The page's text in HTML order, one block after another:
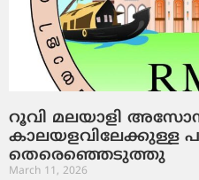
റൂവി മലയാളി
കാലയളവിലേക്കുള്ള
തെരെഞ്ഞെടുത്തു
March 11, 2026